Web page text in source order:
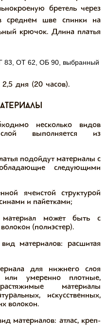
бретель через
среднем шве спинки на
крючок. Длина платья
83, ОТ 62, ОБ 90, выбранный
дня (20 часов).
несколько видов
выполняется из
подойдут материалы с
следующими
ячеистой структурой
и пайетками;
материал может быть с
(полиэстер).
материалов: расшитая
для нижнего слоя
или умеренно плотные,
материалы
искусственных,
волокон.
материалов: атлас, креп-